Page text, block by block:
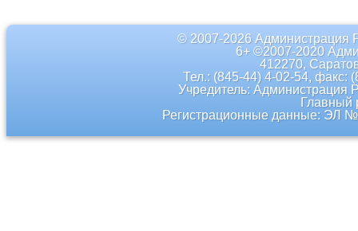
© 2007-2026 Администрация
6+ ©2007-2020
412270,
Тел.: (845-44) 4-02-54, факс:
Учредитель: Администрация
Главный
Регистрационные данные: ЭЛ №